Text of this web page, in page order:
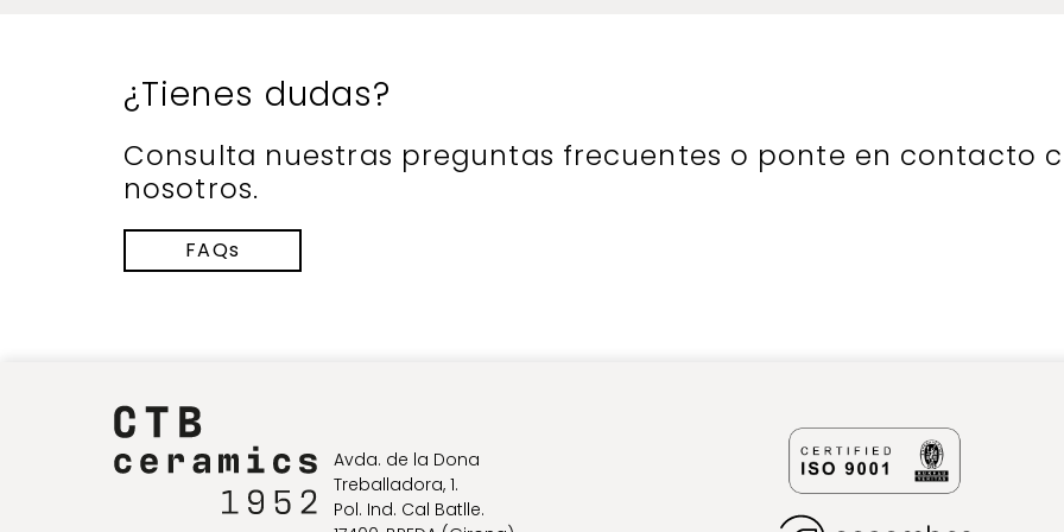
¿Tienes dudas?
Consulta nuestras preguntas frecuentes o ponte en contacto
nosotros.
FAQs
Avda. de la Dona
Treballadora, 1.
Pol. Ind. Cal Batlle.